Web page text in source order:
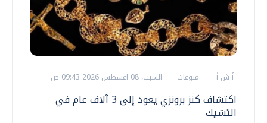
أ ش أ منوعات السبت، 08 اغسطس 2026 09:43 ص
اكتشاف كنز برونزي يعود إلى 3 آلاف عام في
التشيك